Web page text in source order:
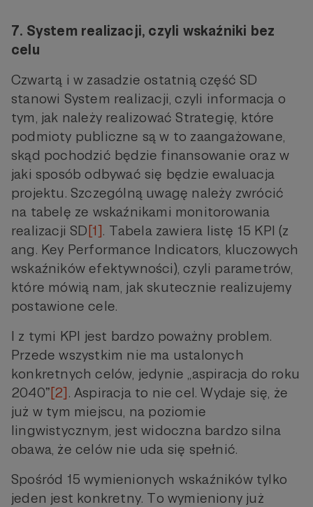
7. System realizacji, czyli wskaźniki bez
celu
Czwartą i w zasadzie ostatnią część SD
stanowi System realizacji, czyli informacja o
tym, jak należy realizować Strategię, które
podmioty publiczne są w to zaangażowane,
skąd pochodzić będzie finansowanie oraz w
jaki sposób odbywać się będzie ewaluacja
projektu. Szczególną uwagę należy zwrócić
na tabelę ze wskaźnikami monitorowania
realizacji SD[1]. Tabela zawiera listę 15 KPI (z
ang. Key Performance Indicators, kluczowych
wskaźników efektywności), czyli parametrów,
które mówią nam, jak skutecznie realizujemy
postawione cele.
I z tymi KPI jest bardzo poważny problem.
Przede wszystkim nie ma ustalonych
konkretnych celów, jedynie „aspiracja do roku
2040ˮ[2]. Aspiracja to nie cel. Wydaje się, że
już w tym miejscu, na poziomie
lingwistycznym, jest widoczna bardzo silna
obawa, że celów nie uda się spełnić.
Spośród 15 wymienionych wskaźników tylko
jeden jest konkretny. To wymieniony już